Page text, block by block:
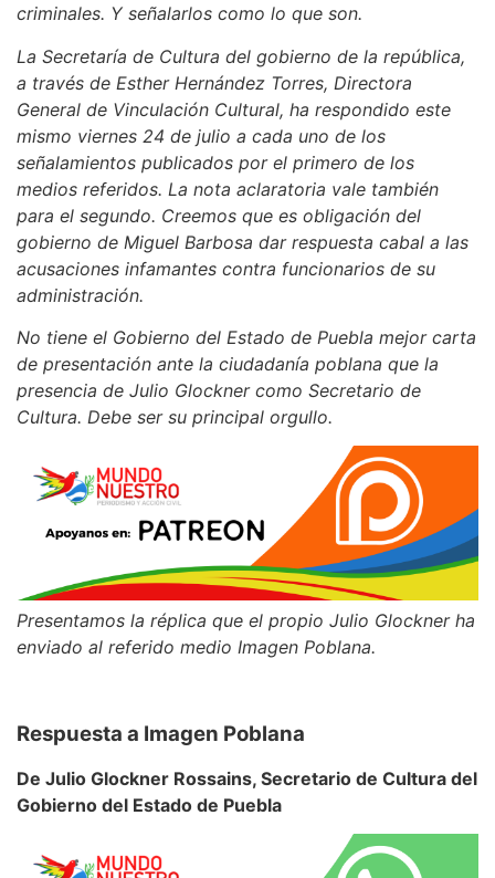
criminales. Y señalarlos como lo que son.
La Secretaría de Cultura del gobierno de la república,
a través de Esther Hernández Torres, Directora
General de Vinculación Cultural, ha respondido este
mismo viernes 24 de julio a cada uno de los
señalamientos publicados por el primero de los
medios referidos. La nota aclaratoria vale también
para el segundo. Creemos que es obligación del
gobierno de Miguel Barbosa dar respuesta cabal a las
acusaciones infamantes contra funcionarios de su
administración.
No tiene el Gobierno del Estado de Puebla mejor carta
de presentación ante la ciudadanía poblana que la
presencia de Julio Glockner como Secretario de
Cultura. Debe ser su principal orgullo.
Presentamos la réplica que el propio Julio Glockner ha
enviado al referido medio Imagen Poblana.
Respuesta a Imagen Poblana
De Julio Glockner Rossains, Secretario de Cultura del
Gobierno del Estado de Puebla